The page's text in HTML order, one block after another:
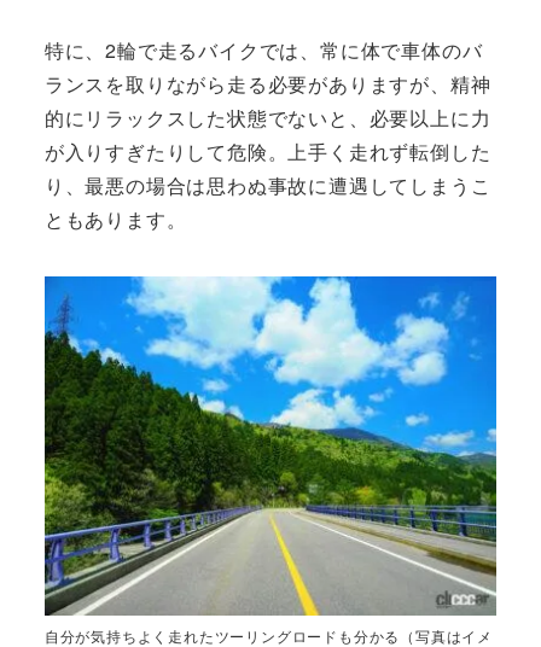
特に、2輪で走るバイクでは、常に体で車体のバ
ランスを取りながら走る必要がありますが、精神
的にリラックスした状態でないと、必要以上に力
が入りすぎたりして危険。上手く走れず転倒した
り、最悪の場合は思わぬ事故に遭遇してしまうこ
ともあります。
自分が気持ちよく走れたツーリングロードも分かる（写真はイメ